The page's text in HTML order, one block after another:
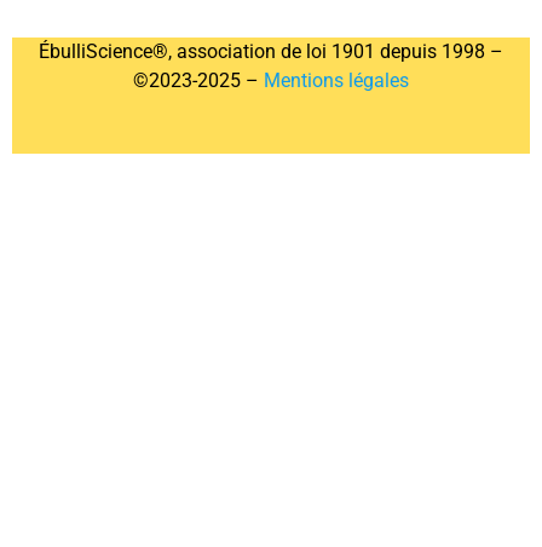
ÉbulliScience®, association de loi 1901 depuis 1998 –
©2023-2025 – Mentions légales